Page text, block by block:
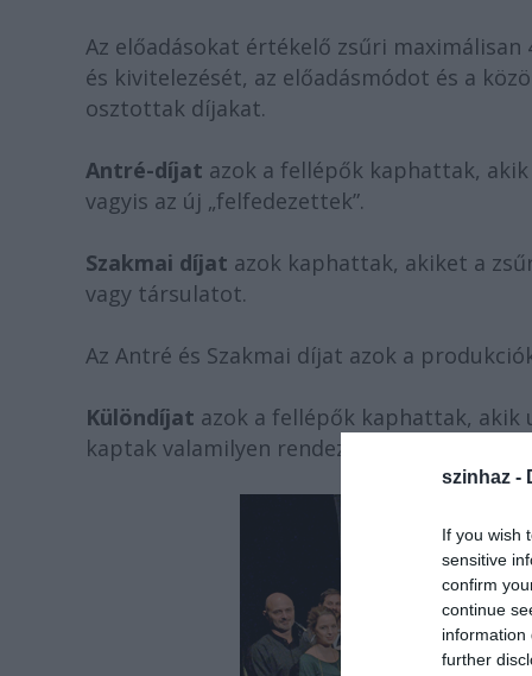
szinhaz -
If you wish
sensitive
confirm
continue
information
further
Az előadásokat értékelő zsűri
és kivitelezését, az előadásmódot és a
osztottak díjakat.
Antré-díjat azok a fellépők kaphattak,
vagyis az új „felfedezettek”.
Szakmai díjat azok kaphattak, akiket a zsű
vagy társulatot.
Az Antré és Szakmai díjat azok a
Különdíjat azok a fellépők kaphattak, akik
kaptak valamilyen rendezvényre vagy